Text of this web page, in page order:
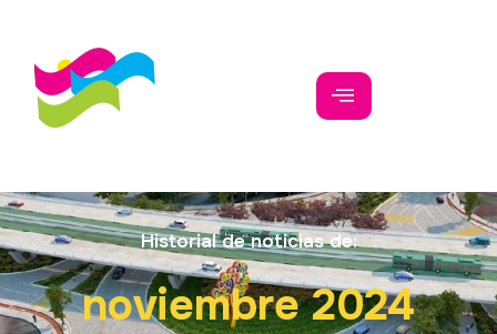
Historial de noticias de:
noviembre 2024